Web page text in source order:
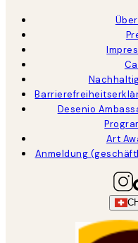
Desenio
Art
Anmeldung